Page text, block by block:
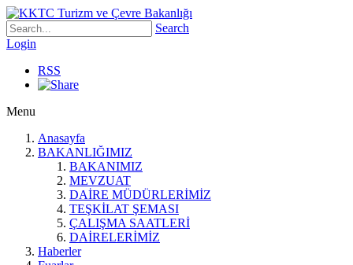
Search
Login
RSS
Menu
Anasayfa
BAKANLIĞIMIZ
BAKANIMIZ
MEVZUAT
DAİRE MÜDÜRLERİMİZ
TEŞKİLAT ŞEMASI
ÇALIŞMA SAATLERİ
DAİRELERİMİZ
Haberler